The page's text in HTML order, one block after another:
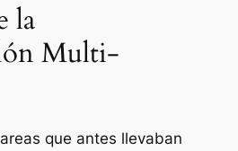
la
Multi-
que antes llevaban